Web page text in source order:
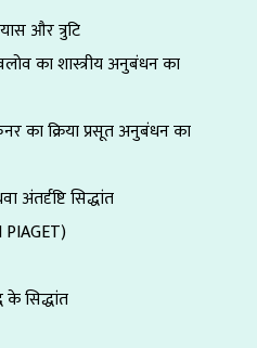
और त्रुटि
का शास्त्रीय अनुबंधन का
का क्रिया प्रसूत अनुबंधन का
सिद्धांत
के सिद्धांत